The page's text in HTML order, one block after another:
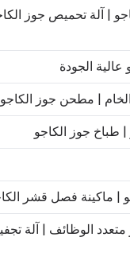
| آلة تحميص جوز
الجودة
| مطحن جوز الكاجو
| طباخ جوز الكاجو
| ماكينة فصل قشر
الوظائف | آلة